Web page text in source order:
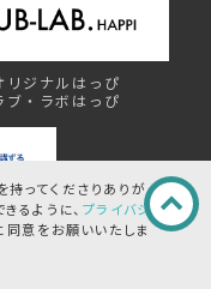
ってくださりありが
るように、 プライバシ
同意をお願いいたしま
リジナルはっぴ
ブ・ラボはっぴ
度